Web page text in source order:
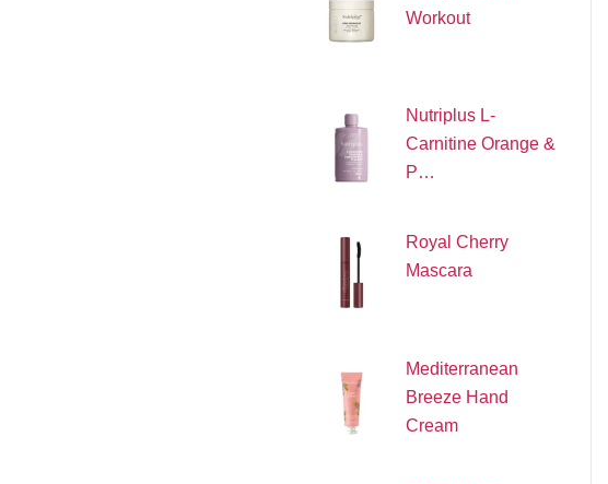
Workout
Nutriplus L-
Carnitine Orange &
P…
Royal Cherry
Mascara
Mediterranean
Breeze Hand
Cream